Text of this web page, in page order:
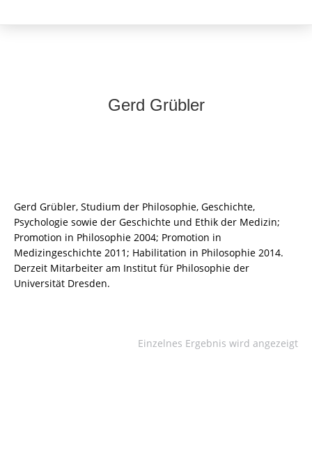
Gerd Grübler
Gerd Grübler, Studium der Philosophie, Geschichte,
Psychologie sowie der Geschichte und Ethik der Medizin;
Promotion in Philosophie 2004; Promotion in
Medizingeschichte 2011; Habilitation in Philosophie 2014.
Derzeit Mitarbeiter am Institut für Philosophie der
Universität Dresden.
Einzelnes Ergebnis wird angezeigt